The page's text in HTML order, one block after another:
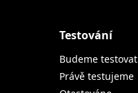
Testování
Budeme testovat
Právě testujeme